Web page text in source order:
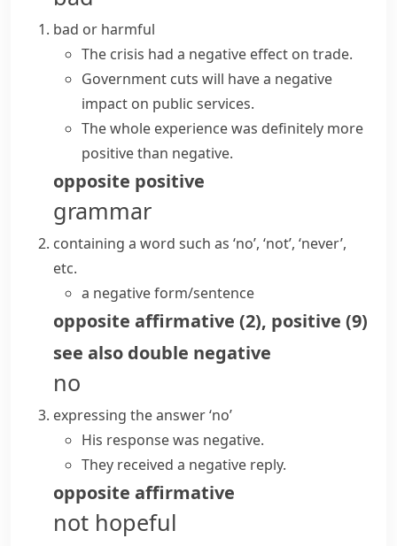
bad or harmful
The crisis had a negative effect on trade.
Government cuts will have a negative
impact on public services.
The whole experience was definitely more
positive than negative.
opposite positive
grammar
containing a word such as ‘no’, ‘not’, ‘never’,
etc.
a negative form/sentence
opposite affirmative (2), positive (9)
see also double negative
no
expressing the answer ‘no’
His response was negative.
They received a negative reply.
opposite affirmative
not hopeful